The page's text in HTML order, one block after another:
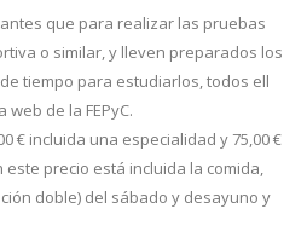
que para realizar las pruebas
o similar, y lleven preparados los
tiempo para estudiarlos, todos ell
de la FEPyC.
€ incluida una especialidad y 75,00 €
precio está incluida la comida,
doble) del sábado y desayuno y